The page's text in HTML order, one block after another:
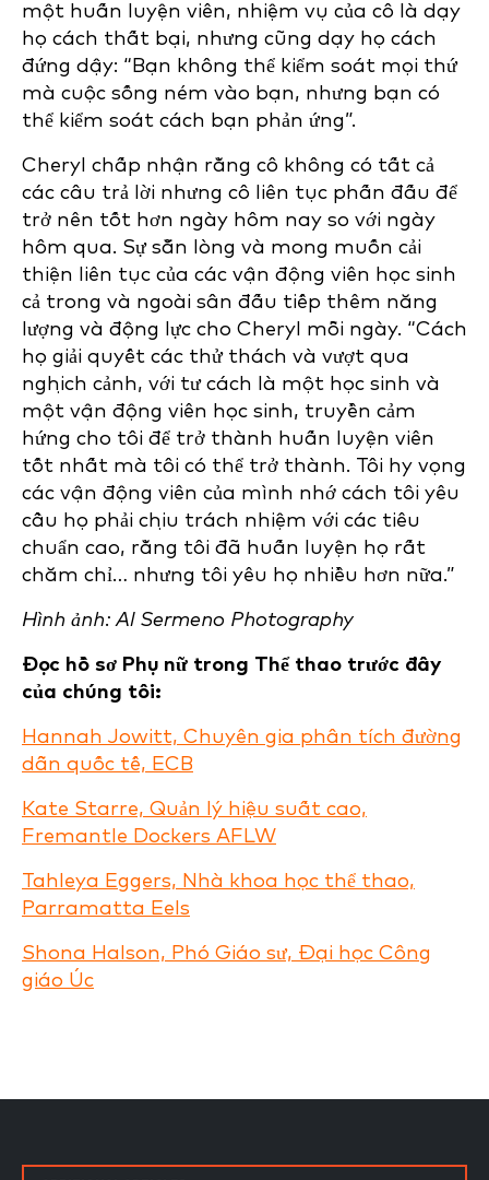
một huấn luyện viên, nhiệm vụ của cô là dạy
họ cách thất bại, nhưng cũng dạy họ cách
đứng dậy: “Bạn không thể kiểm soát mọi thứ
mà cuộc sống ném vào bạn, nhưng bạn có
thể kiểm soát cách bạn phản ứng”.
Cheryl chấp nhận rằng cô không có tất cả
các câu trả lời nhưng cô liên tục phấn đấu để
trở nên tốt hơn ngày hôm nay so với ngày
hôm qua. Sự sẵn lòng và mong muốn cải
thiện liên tục của các vận động viên học sinh
cả trong và ngoài sân đấu tiếp thêm năng
lượng và động lực cho Cheryl mỗi ngày. “Cách
họ giải quyết các thử thách và vượt qua
nghịch cảnh, với tư cách là một học sinh và
một vận động viên học sinh, truyền cảm
hứng cho tôi để trở thành huấn luyện viên
tốt nhất mà tôi có thể trở thành. Tôi hy vọng
các vận động viên của mình nhớ cách tôi yêu
cầu họ phải chịu trách nhiệm với các tiêu
chuẩn cao, rằng tôi đã huấn luyện họ rất
chăm chỉ… nhưng tôi yêu họ nhiều hơn nữa.”
Hình ảnh: Al Sermeno Photography
Đọc hồ sơ Phụ nữ trong Thể thao trước đây
của chúng tôi:
Hannah Jowitt, Chuyên gia phân tích đường
dẫn quốc tế, ECB
Kate Starre, Quản lý hiệu suất cao,
Fremantle Dockers AFLW
Tahleya Eggers, Nhà khoa học thể thao,
Parramatta Eels
Shona Halson, Phó Giáo sư, Đại học Công
giáo Úc